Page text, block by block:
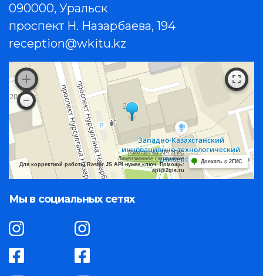
090000, Уральск
проспект Н. Назарбаева, 194
reception@wkitu.kz
Работает на API 2ГИС
Лицензионное соглашение
Для корректной работы Raster JS API нужен ключ. Помощь:
api@2gis.ru
Доехать с 2ГИС
Мы в социальных сетях